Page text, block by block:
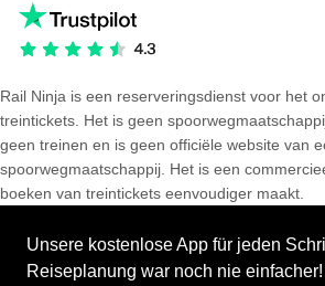
Rail Ninja is een reserveringsdienst voor het
treintickets. Het is geen
geen treinen en is geen officiële website van
spoorwegmaatschappij. Het is een
boeken van treintickets eenvoudiger maakt.
Unsere kostenlose App für jeden
Reiseplanung war noch nie einfacher!